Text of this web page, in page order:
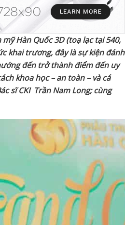
Hàn Quốc 3D(toạ lạctại 540,
khai trương, đây là sự kiệnđánh
đến trở thành điểm đến uy
khoa học – an toàn – và cá
sĩ CKI Trần Nam Long; cùng